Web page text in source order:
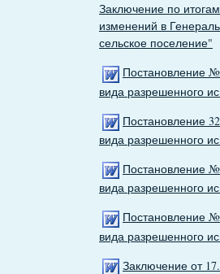
Заключение по
изменений в
сельское поселение"
Постановление
вида разрешенного
Постановление
вида разрешенного
Постановление
вида разрешенного
Постановление
вида разрешенного
Заключение от